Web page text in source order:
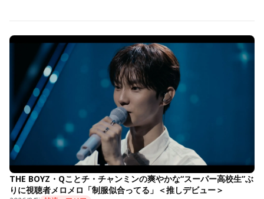
THE BOYZ・Qことチ・チャンミンの爽やかな“スーパー高校生”ぶ
りに視聴者メロメロ「制服似合ってる」＜推しデビュー＞